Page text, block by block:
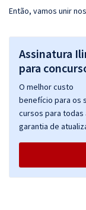
Então, vamos unir
Assinatura
para
O melhor custo
benefício para os
cursos para
garantia de